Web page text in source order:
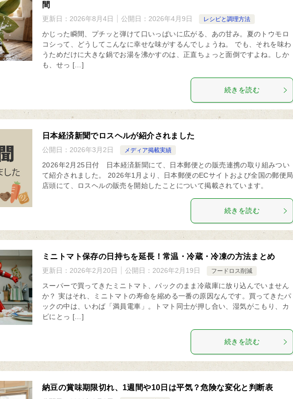
間
更新日： 2026年8月4日 公開日： 2026年4月9日 レシピと調理方法
かじった瞬間、プチッと弾けて口いっぱいに広がる、あの甘み。夏のトウモロ
コシって、どうしてこんなに幸せな味がするんでしょうね。 でも、それを味わ
うためだけに大きな鍋でお湯を沸かすのは、正直ちょっと面倒ですよね。しか
も、せっ […]
続きを読む
日本経済新聞でロスヘルが紹介されました
公開日： 2026年3月2日 メディア掲載実績
2026年2月25日付 日本経済新聞にて、日本郵便との販売連携の取り組みつい
て紹介されました。 2026年1月より、日本郵便のECサイトおよび全国の郵便局
店頭にて、ロスヘルの販売を開始したことについて掲載されています。
続きを読む
ミニトマト保存の日持ちを延長！常温・冷蔵・冷凍の方法まとめ
更新日： 2026年2月20日 公開日： 2026年2月19日 フードロス削減
スーパーで買ってきたミニトマト、パックのまま冷蔵庫に放り込んでいません
か？ 実はそれ、ミニトマトの寿命を縮める一番の原因なんです。買ってきたパ
ックの中は、いわば「満員電車」。トマト同士が押し合い、湿気がこもり、カ
ビにとっ […]
続きを読む
納豆の賞味期限切れ、1週間や10日は平気？危険な変化と判断表